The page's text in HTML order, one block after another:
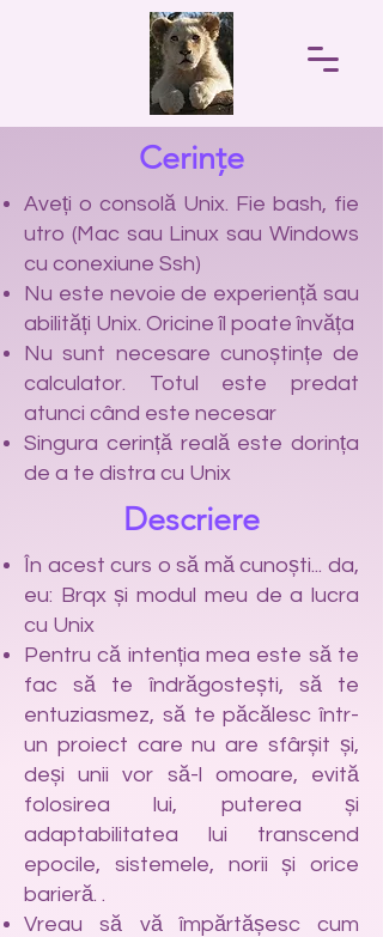
Cerințe
Aveți o consolă Unix. Fie bash, fie
utro (Mac sau Linux sau Windows
cu conexiune Ssh)
Nu este nevoie de experiență sau
abilități Unix. Oricine îl poate învăța
Nu sunt necesare cunoștințe de
calculator. Totul este predat
atunci când este necesar
Singura cerință reală este dorința
de a te distra cu Unix
Descriere
În acest curs o să mă cunoști... da,
eu: Brqx și modul meu de a lucra
cu Unix
Pentru că intenția mea este să te
fac să te îndrăgostești, să te
entuziasmez, să te păcălesc într-
un proiect care nu are sfârșit și,
deși unii vor să-l omoare, evită
folosirea lui, puterea și
adaptabilitatea lui transcend
epocile, sistemele, norii și orice
barieră. .
Vreau să vă împărtășesc cum